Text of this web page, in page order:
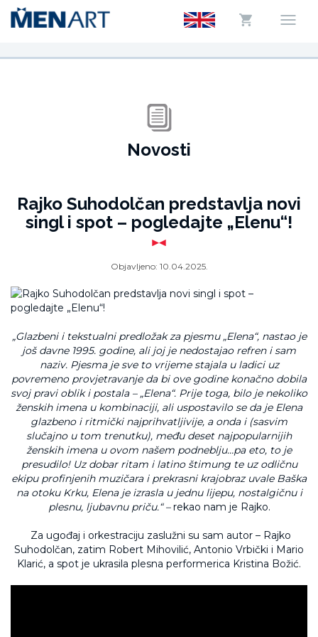
Novosti
Rajko Suhodolčan predstavlja novi
singl i spot – pogledajte „Elenu“!
Objavljeno: 10.04.2025.
„Glazbeni i tekstualni predložak za pjesmu „Elena“, nastao je
još davne 1995. godine, ali joj je nedostajao refren i sam
naziv. Pjesma je sve to vrijeme stajala u ladici uz
povremeno provjetravanje da bi ove godine konačno dobila
svoj pravi oblik i postala – „Elena“. Prije toga, bilo je nekoliko
ženskih imena u kombinaciji, ali uspostavilo se da je Elena
glazbeno i ritmički najprihvatljivije, a onda i (sasvim
slučajno u tom trenutku), među deset najpopularnijih
ženskih imena u ovom našem podneblju…pa eto, to je
presudilo! Uz dobar ritam i latino štimung te uz odličnu
ekipu profinjenih muzičara i prekrasni krajobraz uvale Baška
na otoku Krku, Elena je izrasla u jednu lijepu, nostalgičnu i
plesnu, ljubavnu priču.“ –rekao nam je Rajko.
Za ugođaj i orkestraciju zaslužni su sam autor – Rajko
Suhodolčan, zatim Robert Mihovilić, Antonio Vrbički i Mario
Klarić, a spot je ukrasila plesna performerica Kristina Božić.